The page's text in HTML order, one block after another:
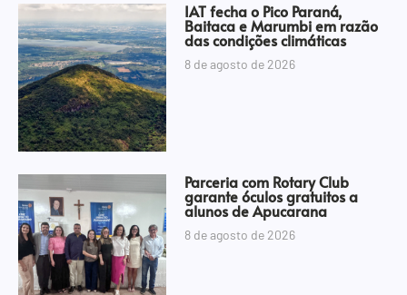
IAT fecha o Pico Paraná,
Baitaca e Marumbi em razão
das condições climáticas
8 de agosto de 2026
Parceria com Rotary Club
garante óculos gratuitos a
alunos de Apucarana
8 de agosto de 2026